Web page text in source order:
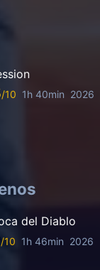
1h 40min 2026
del Diablo
1h 46min 2026